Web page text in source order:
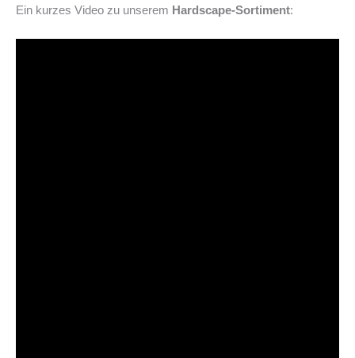
Ein kurzes Video zu unserem Hardscape-Sortiment: